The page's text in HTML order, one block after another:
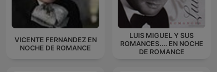
VICENTE FERNANDEZ EN
NOCHE DE ROMANCE
LUIS MIGUEL Y SUS
ROMANCES.... EN NOCHE
DE ROMANCE